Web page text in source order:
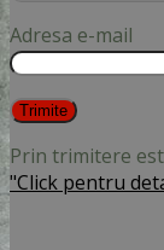
Adresa e-mail
Prin trimitere
"Click pentru